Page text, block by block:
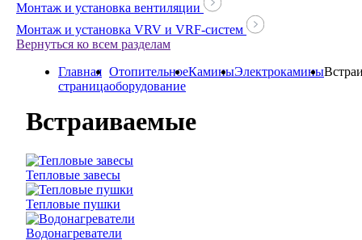
Монтаж и установка вентиляции
Монтаж и установка VRV и VRF-систем
Вернуться ко всем разделам
Главная
страница
Отопительное
оборудование
КаминыЭлектрокамины
Встраиваемые
Тепловые завесы
Тепловые пушки
Водонагреватели